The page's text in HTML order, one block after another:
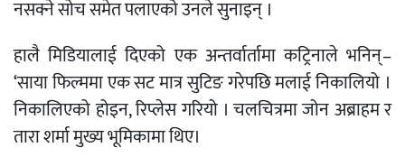
नसक्ने सोच समेत पलाएको उनले सुनाइन् ।
हालै मिडियालाई दिएको एक अन्तर्वार्तामा कट्रिनाले भनिन्–
‘साया फिल्ममा एक सट मात्र सुटिङ गरेपछि मलाई निकालियो ।
निकालिएको होइन, रिप्लेस गरियो । चलचित्रमा जोन अब्राहम र
तारा शर्मा मुख्य भूमिकामा थिए।